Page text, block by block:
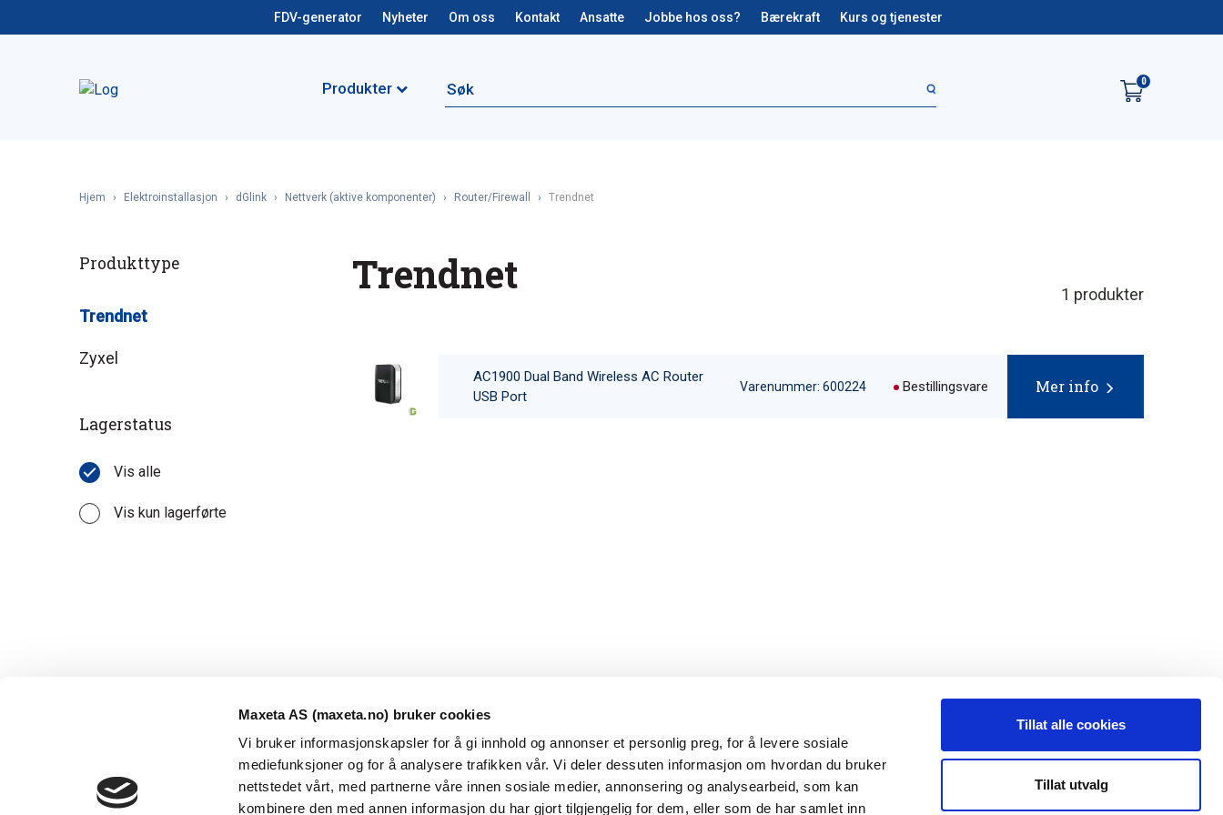
Maxeta AS (maxeta.no) bruker cookies
Vi bruker informasjonskapsler for å gi innhold og annonser et personlig preg, for å levere sosiale
mediefunksjoner og for å analysere trafikken vår. Vi deler dessuten informasjon om hvordan du bruker
nettstedet vårt, med partnerne våre innen sosiale medier, annonsering og analysearbeid, som kan
kombinere den med annen informasjon du har gjort tilgjengelig for dem, eller som de har samlet inn
Tillat alle cookies
Tillat utvalg
FDV-generator Nyheter Om oss Kontakt Ansatte Jobbe hos oss? Bærekraft Kurs og tjenester
Produkter 0
Hjem › Elektroinstallasjon › dGlink › Nettverk (aktive komponenter) › Router/Firewall › Trendnet
Produkttype
Trendnet
Zyxel
Lagerstatus
Vis alle
Vis kun lagerførte
Trendnet 1 produkter
AC1900 Dual Band Wireless AC Router
USB Port
Varenummer: 600224 Bestillingsvare Mer info
Hovedkontor Kontakt oss Leveranseområder